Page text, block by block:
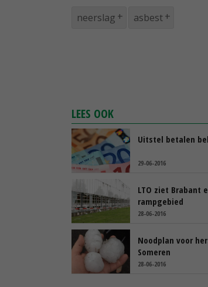
neerslag asbest
LEES OOK
Uitstel betalen
29-06-2016
LTO ziet Brabant
rampgebied
28-06-2016
Noodplan voor
Someren
28-06-2016